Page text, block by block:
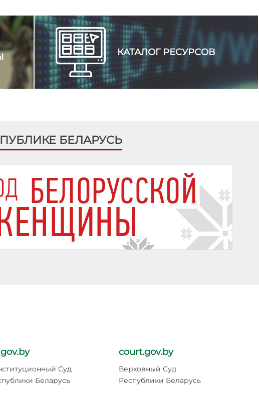
КАТАЛОГ РЕСУРСОВ
БЕЛАРУСЬ
Суд
Беларусь
court.gov.by
Верховный Суд
Республики Беларусь